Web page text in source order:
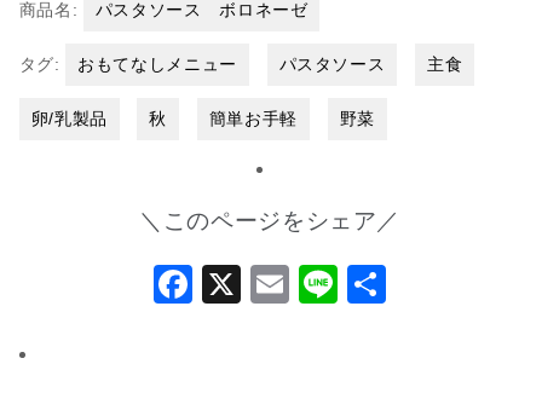
商品名: パスタソース ボロネーゼ
タグ: おもてなしメニュー パスタソース 主食
卵/乳製品 秋 簡単お手軽 野菜
＼このページをシェア／
Facebook
X Email
Line